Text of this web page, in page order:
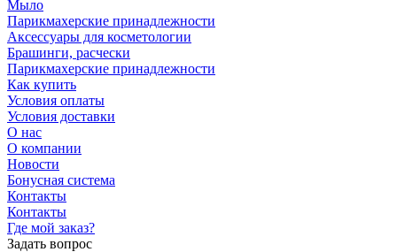
Мыло
Парикмахерские принадлежности
Аксессуары для косметологии
Брашинги, расчески
Парикмахерские принадлежности
Как купить
Условия оплаты
Условия доставки
О нас
О компании
Новости
Бонусная система
Контакты
Контакты
Где мой заказ?
Задать вопрос